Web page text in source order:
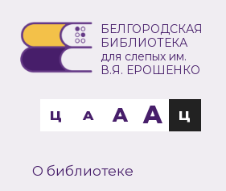
БЕЛГОРОДСКАЯ
БИБЛИОТЕКА
для слепых им.
В.Я. ЕРОШЕНКО
Ц A A A Ц
О библиотеке